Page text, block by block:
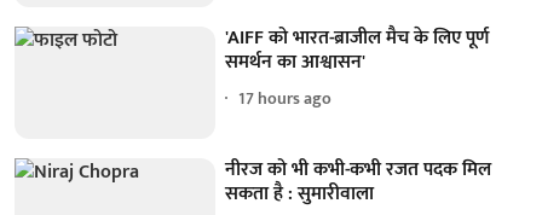
'AIFF को भारत-ब्राजील मैच के लिए पूर्ण
समर्थन का आश्वासन'
17 hours ago
नीरज को भी कभी-कभी रजत पदक मिल
सकता है : सुमारीवाला